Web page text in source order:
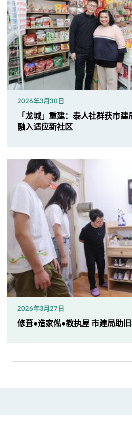
2026年3月30日
「龙城」重建：泰人社群获市
融入适应新社区
2026年3月27日
修葺•造家俬•教执屋 市建局助